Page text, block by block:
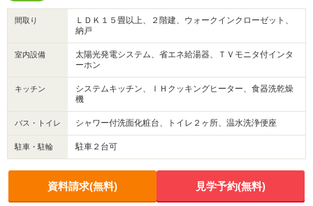
間取り
ＬＤＫ１５畳以上、２階建、ウォークインクローゼット、
納戸
室内設備
太陽光発電システム、省エネ給湯器、ＴＶモニタ付インタ
ーホン
キッチン
システムキッチン、ＩＨクッキングヒーター、食器洗乾燥
機
バス・トイレ シャワー付洗面化粧台、トイレ２ヶ所、温水洗浄便座
駐車・駐輪 駐車２台可
資料請求(無料) 見学予約(無料)